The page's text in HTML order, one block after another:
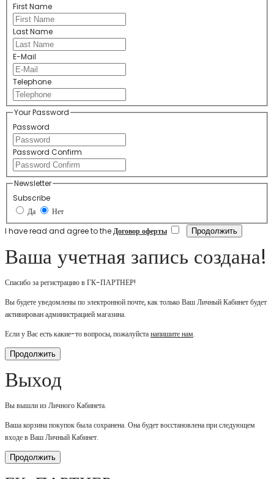
First Name
Last Name
E-Mail
Telephone
Your Password
Password
Password Confirm
Newsletter
Subscribe
Да
Нет
I have read and agree to theДоговор оферты
Ваша учетная запись создана!
Спасибо за регистрацию в ГК-ПАРТНЕР!
Вы будете уведомлены по электронной почте, как только Ваш Личный Кабинет будет
активирован администрацией магазина.
Если у Вас есть какие-то вопросы, пожалуйстанапишите нам.
Продолжить
Выход
Вы вышли из Личного Кабинета.
Ваша корзина покупок была сохранена. Она будет восстановлена при следующем
входе в Ваш Личный Кабинет.
Продолжить